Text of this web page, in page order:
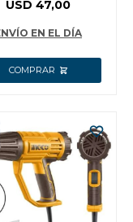
WKH1501
USD 47,00
EN EL DÍA